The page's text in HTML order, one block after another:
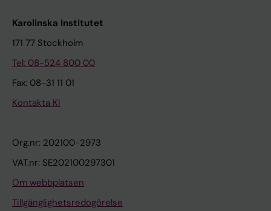
Karolinska Institutet
171 77 Stockholm
Tel: 08-524 800 00
Fax: 08-31 11 01
Kontakta KI
Org.nr: 202100-2973
VAT.nr: SE202100297301
Om webbplatsen
Tillgänglighetsredogörelse